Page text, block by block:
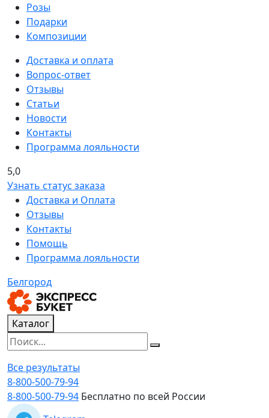
Розы
Подарки
Композиции
Доставка и оплата
Вопрос-ответ
Отзывы
Статьи
Новости
Контакты
Программа лояльности
5,0
Узнать статус заказа
Доставка и Оплата
Отзывы
Контакты
Помощь
Программа лояльности
Белгород
Каталог
Все результаты
8-800-500-79-94
8-800-500-79-94 Бесплатно по всей России